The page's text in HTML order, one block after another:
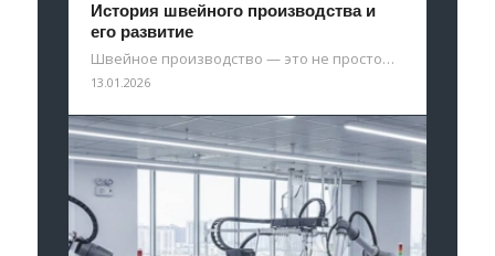
История швейного производства и
его развитие
Швейное производство — это не просто…
13.01.2026